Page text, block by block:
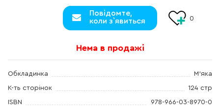
Повідомте,
коли з`явиться
0
Нема в продажі
Обкладинка М'яка
К-ть сторінок 124 стр
ISBN 978-966-03-8970-0